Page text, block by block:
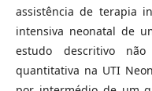
assistência de terapia
intensiva neonatal de
estudo descritivo não
quantitativa na UTI